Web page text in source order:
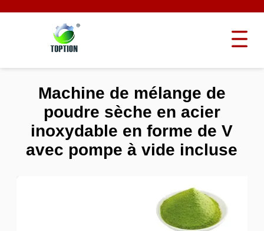
Machine de mélange de
poudre sèche en acier
inoxydable en forme de V
avec pompe à vide incluse